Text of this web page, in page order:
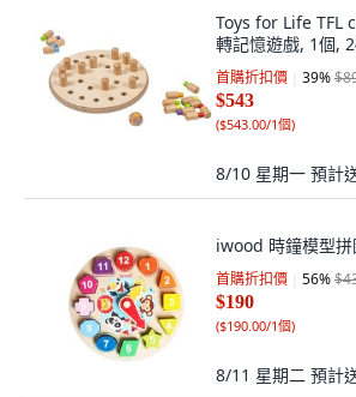
Toys for Life TFL
轉記憶遊戲, 1個,
首購折扣價 39%
$543
($543.00/1個)
8/10 星期一 預計
iwood 時鐘模型
首購折扣價 56%
$190
($190.00/1個)
8/11 星期二 預計